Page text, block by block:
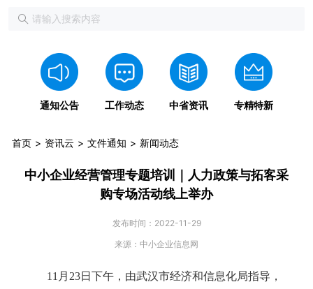
通知公告 工作动态 中省资讯 专精特新
首页 资讯云 文件通知 新闻动态
中小企业经营管理专题培训｜人力政策与拓客采
购专场活动线上举办
发布时间：2022-11-29
来源：中小企业信息网
11月23日下午，由武汉市经济和信息化局指导，